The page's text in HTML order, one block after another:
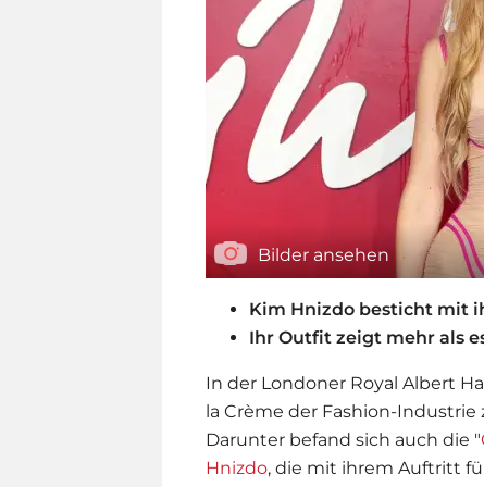
Bilder ansehen
Kim Hnizdo besticht mit
Ihr Outfit zeigt mehr als
In der Londoner Royal Albert
la Crème der Fashion-
Darunter befand sich auch die "
Hnizdo, die mit ihrem Auftritt